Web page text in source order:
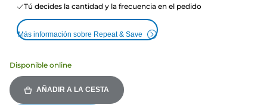
Tú decides la cantidad y la frecuencia en el pedido
Más información sobre Repeat & Save
Disponible online
AÑADIR A LA CESTA